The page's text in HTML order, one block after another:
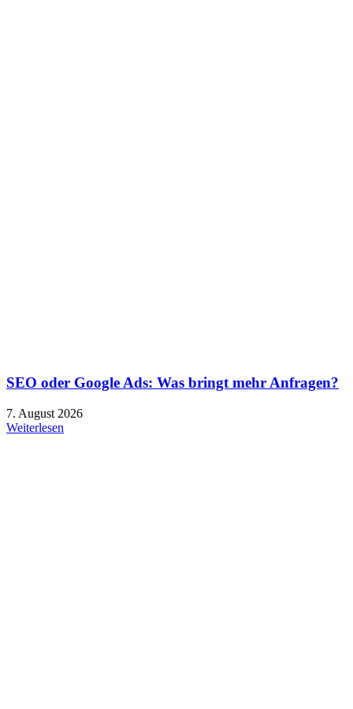
SEO oder Google Ads: Was bringt mehr Anfragen?
7. August 2026
Weiterlesen